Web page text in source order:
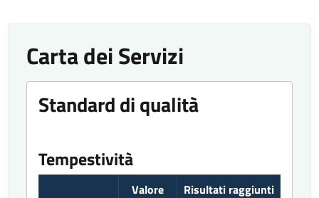
Carta dei Servizi
Standard di qualità
Tempestività
Valore
Risultati raggiunti